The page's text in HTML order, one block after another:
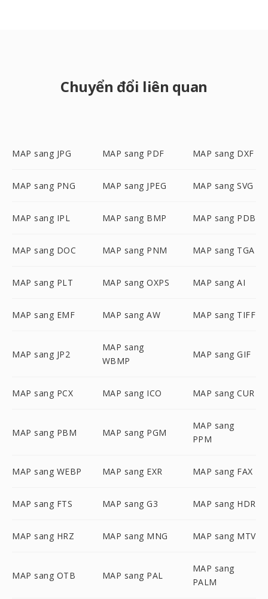
Chuyển đổi liên quan
MAP sang JPG MAP sang PDF MAP sang DXF
MAP sang PNG MAP sang JPEG MAP sang SVG
MAP sang IPL MAP sang BMP MAP sang PDB
MAP sang DOC MAP sang PNM MAP sang TGA
MAP sang PLT MAP sang OXPS MAP sang AI
MAP sang EMF MAP sang AW MAP sang TIFF
MAP sang JP2
MAP sang
WBMP
MAP sang GIF
MAP sang PCX MAP sang ICO MAP sang CUR
MAP sang PBM MAP sang PGM
MAP sang
PPM
MAP sang WEBP MAP sang EXR MAP sang FAX
MAP sang FTS MAP sang G3 MAP sang HDR
MAP sang HRZ MAP sang MNG MAP sang MTV
MAP sang OTB MAP sang PAL
MAP sang
PALM